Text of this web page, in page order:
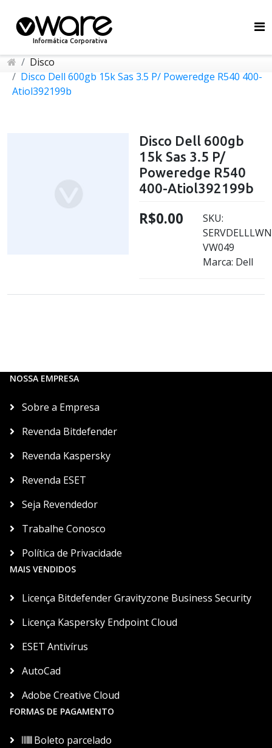
Informática Corporativa
Disco
Disco Dell 600gb 15k Sas 3.5 P/ Poweredge R540 400-
Atiol392199b
Disco Dell 600gb
15k Sas 3.5 P/
Poweredge R540
400-Atiol392199b
R$0.00
SKU:
VW049
Marca: Dell
NOSSA EMPRESA
Sobre a Empresa
Revenda Bitdefender
Revenda Kaspersky
Revenda ESET
Seja Revendedor
Trabalhe Conosco
Política de Privacidade
MAIS VENDIDOS
Licença Bitdefender Gravityzone Business Security
Licença Kaspersky Endpoint Cloud
ESET Antivírus
AutoCad
Adobe Creative Cloud
FORMAS DE PAGAMENTO
Boleto parcelado